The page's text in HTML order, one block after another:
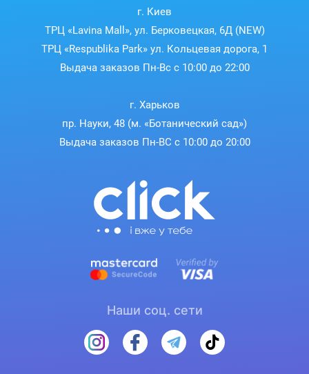
г. Киев
ТРЦ «Lavina Mall», ул. Берковецкая, 6Д (NEW)
ТРЦ «Respublika Park» ул. Кольцевая дорога, 1
Выдача заказов Пн-Вс с 10:00 до 22:00
г. Харьков
пр. Науки, 48 (м. «Ботанический сад»)
Выдача заказов Пн-ВС с 10:00 до 20:00
Наши соц. сети